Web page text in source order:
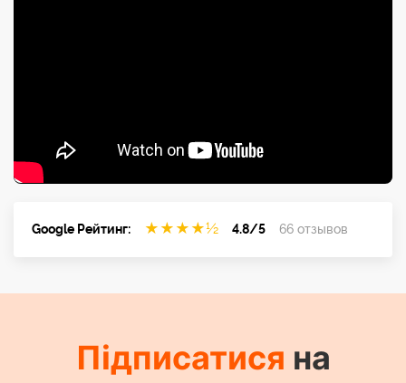
Google Рейтинг: ★ ★ ★ ★½ 4.8/5 66 отзывов
Підписатися на